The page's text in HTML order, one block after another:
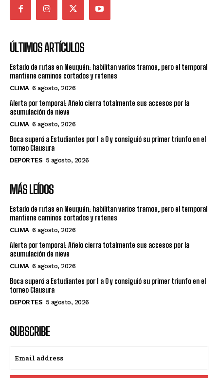
ÚLTIMOS ARTÍCULOS
Estado de rutas en Neuquén: habilitan varios tramos, pero el temporal
mantiene caminos cortados y retenes
CLIMA 6 agosto, 2026
Alerta por temporal: Añelo cierra totalmente sus accesos por la
acumulación de nieve
CLIMA 6 agosto, 2026
Boca superó a Estudiantes por 1 a 0 y consiguió su primer triunfo en el
torneo Clausura
DEPORTES 5 agosto, 2026
MÁS LEÍDOS
Estado de rutas en Neuquén: habilitan varios tramos, pero el temporal
mantiene caminos cortados y retenes
CLIMA 6 agosto, 2026
Alerta por temporal: Añelo cierra totalmente sus accesos por la
acumulación de nieve
CLIMA 6 agosto, 2026
Boca superó a Estudiantes por 1 a 0 y consiguió su primer triunfo en el
torneo Clausura
DEPORTES 5 agosto, 2026
SUBSCRIBE